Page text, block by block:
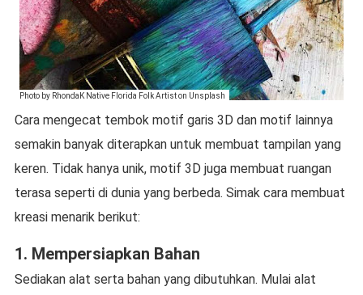
Photo by RhondaK Native Florida Folk Artist on Unsplash
Cara mengecat tembok motif garis 3D dan motif lainnya
semakin banyak diterapkan untuk membuat tampilan yang
keren. Tidak hanya unik, motif 3D juga membuat ruangan
terasa seperti di dunia yang berbeda. Simak cara membuat
kreasi menarik berikut:
1. Mempersiapkan Bahan
Sediakan alat serta bahan yang dibutuhkan. Mulai alat